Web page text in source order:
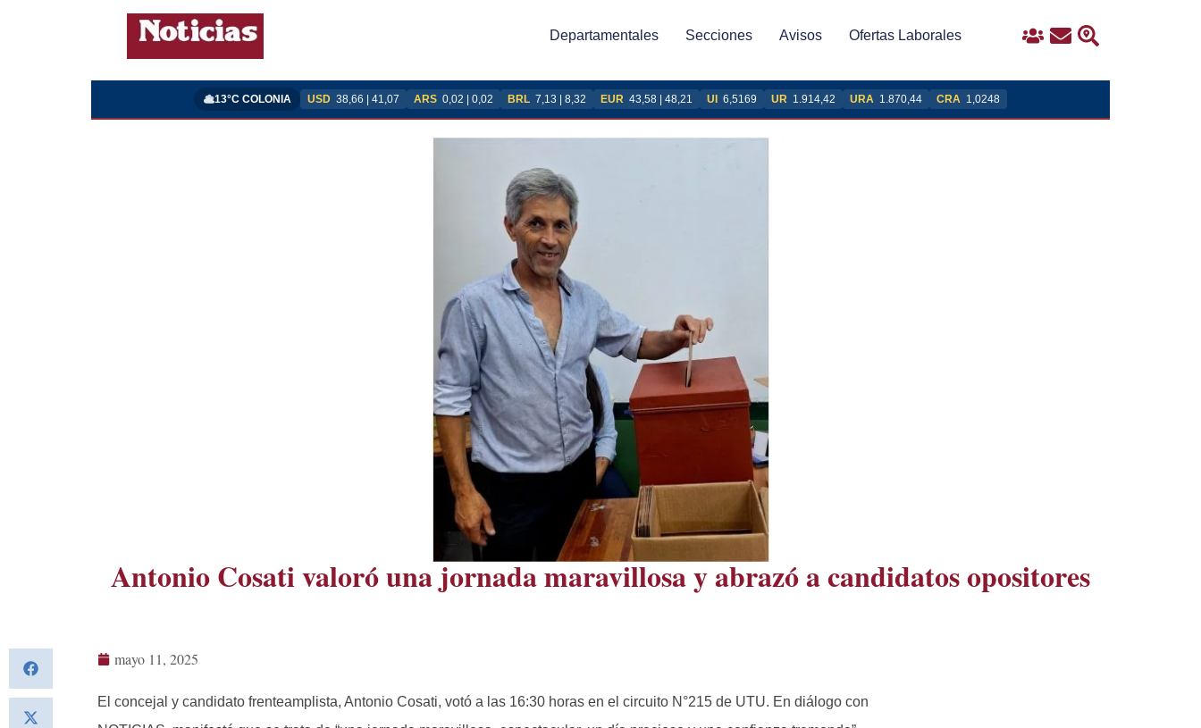
Departamentales Secciones Avisos Ofertas Laborales IngresoContacto
Buscar
13°C COLONIA USD 38,66 | 41,07 ARS 0,02 | 0,02 BRL 7,13 | 8,32 EUR 43,58 | 48,21 UI 6,5169 UR 1.914,42 URA 1.870,44 CRA 1,0248
Antonio Cosati valoró una jornada maravillosa y abrazó a candidatos opositores
mayo 11, 2025
El concejal y candidato frenteamplista, Antonio Cosati, votó a las 16:30 horas en el circuito N°215 de UTU. En diálogo con